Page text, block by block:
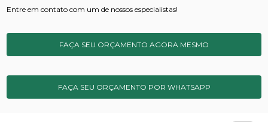
Entre em contato com um de nossos especialistas!
FAÇA SEU ORÇAMENTO AGORA MESMO
FAÇA SEU ORÇAMENTO POR WHATSAPP